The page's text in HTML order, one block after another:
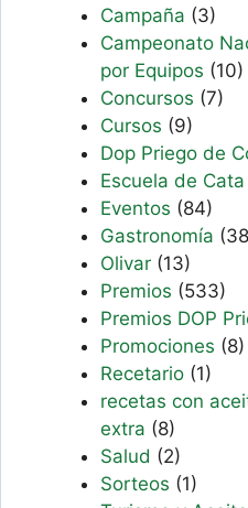
Campaña (3)
Campeonato
por Equipos (10)
Concursos (7)
Cursos (9)
Dop Priego de
Escuela de
Eventos (84)
Gastronomía
Olivar (13)
Premios (533)
Premios DOP
Promociones (8)
Recetario (1)
recetas con
extra (8)
Salud (2)
Sorteos (1)